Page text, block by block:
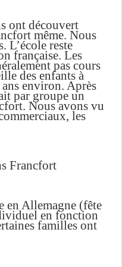
ont découvert
même. Nous
L’école reste
française. Les
pas cours
des enfants à
environ. Après
par groupe un
Nous avons vu
les
Francfort
en Allemagne (fête
en fonction
familles ont